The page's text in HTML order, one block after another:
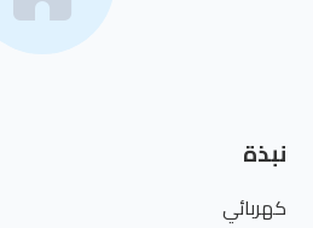
نبذة
كهربائي